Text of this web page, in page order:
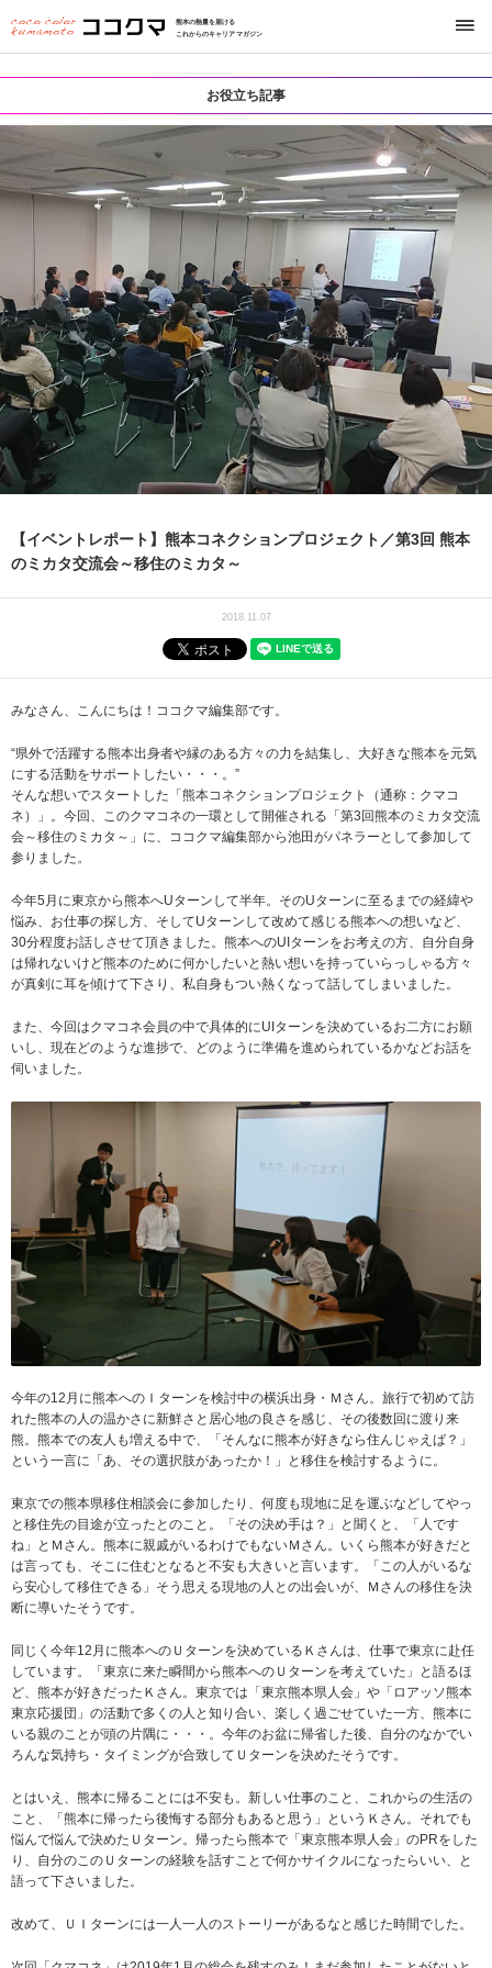
熊本の熱量を届ける
これからのキャリアマガジン
お役立ち記事
【イベントレポート】熊本コネクションプロジェクト／第3回 熊本
のミカタ交流会～移住のミカタ～
2018.11.07
みなさん、こんにちは！ココクマ編集部です。
“県外で活躍する熊本出身者や縁のある方々の力を結集し、大好きな熊本を元気
にする活動をサポートしたい・・・。”
そんな想いでスタートした「熊本コネクションプロジェクト（通称：クマコ
ネ）」。今回、このクマコネの一環として開催される「第3回熊本のミカタ交流
会～移住のミカタ～」に、ココクマ編集部から池田がパネラーとして参加して
参りました。
今年5月に東京から熊本へUターンして半年。そのUターンに至るまでの経緯や
悩み、お仕事の探し方、そしてUターンして改めて感じる熊本への想いなど、
30分程度お話しさせて頂きました。熊本へのUIターンをお考えの方、自分自身
は帰れないけど熊本のために何かしたいと熱い想いを持っていらっしゃる方々
が真剣に耳を傾けて下さり、私自身もつい熱くなって話してしまいました。
また、今回はクマコネ会員の中で具体的にUIターンを決めているお二方にお願
いし、現在どのような進捗で、どのように準備を進められているかなどお話を
伺いました。
今年の12月に熊本へのＩターンを検討中の横浜出身・Ｍさん。旅行で初めて訪
れた熊本の人の温かさに新鮮さと居心地の良さを感じ、その後数回に渡り来
熊。熊本での友人も増える中で、「そんなに熊本が好きなら住んじゃえば？」
という一言に「あ、その選択肢があったか！」と移住を検討するように。
東京での熊本県移住相談会に参加したり、何度も現地に足を運ぶなどしてやっ
と移住先の目途が立ったとのこと。「その決め手は？」と聞くと、「人です
ね」とＭさん。熊本に親戚がいるわけでもないＭさん。いくら熊本が好きだと
は言っても、そこに住むとなると不安も大きいと言います。「この人がいるな
ら安心して移住できる」そう思える現地の人との出会いが、Ｍさんの移住を決
断に導いたそうです。
同じく今年12月に熊本へのＵターンを決めているＫさんは、仕事で東京に赴任
しています。「東京に来た瞬間から熊本へのＵターンを考えていた」と語るほ
ど、熊本が好きだったＫさん。東京では「東京熊本県人会」や「ロアッソ熊本
東京応援団」の活動で多くの人と知り合い、楽しく過ごせていた一方、熊本に
いる親のことが頭の片隅に・・・。今年のお盆に帰省した後、自分のなかでい
ろんな気持ち・タイミングが合致してＵターンを決めたそうです。
とはいえ、熊本に帰ることには不安も。新しい仕事のこと、これからの生活の
こと、「熊本に帰ったら後悔する部分もあると思う」というＫさん。それでも
悩んで悩んで決めたＵターン。帰ったら熊本で「東京熊本県人会」のPRをした
り、自分のこのＵターンの経験を話すことで何かサイクルになったらいい、と
語って下さいました。
改めて、ＵＩターンには一人一人のストーリーがあるなと感じた時間でした。